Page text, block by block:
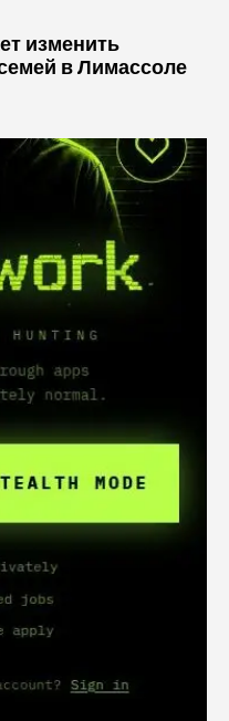
изменить
в Лимассоле